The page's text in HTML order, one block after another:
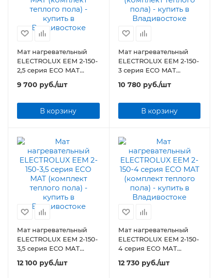
Мат нагревательный
ELECTROLUX EEM 2-150-
2,5 серия ECO MAT
(комплект теплого пола)
9 700 руб./шт
В корзину
Мат нагревательный
ELECTROLUX EEM 2-150-
3 серия ECO MAT
(комплект теплого пола)
10 780 руб./шт
В корзину
Мат нагревательный
ELECTROLUX EEM 2-150-
3,5 серия ECO MAT
(комплект теплого пола)
12 100 руб./шт
Мат нагревательный
ELECTROLUX EEM 2-150-
4 серия ECO MAT
(комплект теплого пола)
12 730 руб./шт